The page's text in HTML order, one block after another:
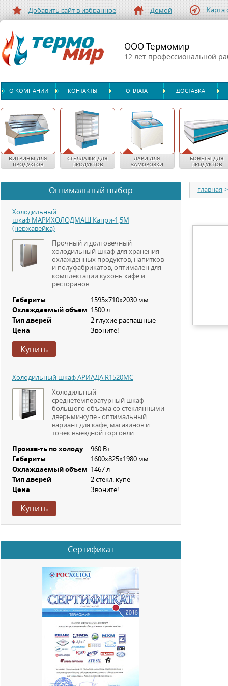
Добавить сайт в избранное Домой Карта
ООО Термомир
12 лет профессиональной
О КОМПАНИИ КОНТАКТЫ ОПЛАТА ДОСТАВКА
ВИТРИНЫ ДЛЯ
ПРОДУКТОВ
СТЕЛЛАЖИ ДЛЯ
ПРОДУКТОВ
ЛАРИ ДЛЯ
ЗАМОРОЗКИ
БОНЕТЫ ДЛЯ
ПРОДУКТОВ
главная >
Оптимальный выбор
Холодильный
шкаф МАРИХОЛОДМАШ Капри-1,5М
(нержавейка)
Прочный и долговечный
холодильный шкаф для хранения
охлажденных продуктов, напитков
и полуфабрикатов, оптимален для
комплектации кухонь кафе и
ресторанов
Габариты 1595х710х2030 мм
Охлаждаемый объем 1500 л
Тип дверей 2 глухие распашные
Цена Звоните!
Купить
Холодильный шкаф АРИАДА R1520MC
Холодильный
среднетемпературный шкаф
большого объема со стеклянными
дверьми-купе - оптимальный
вариант для кафе, магазинов и
точек выездной торговли
Произв-ть по холоду 960 Вт
Габариты 1600х825х1980 мм
Охлаждаемый объем 1467 л
Тип дверей 2 стекл. купе
Цена Звоните!
Купить
Сертификат